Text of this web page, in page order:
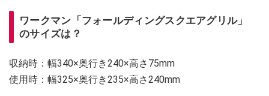
ワークマン「フォールディングスクエアグリル」
のサイズは？
収納時：幅340×奥行き240×高さ75mm
使用時：幅325×奥行き235×高さ240mm